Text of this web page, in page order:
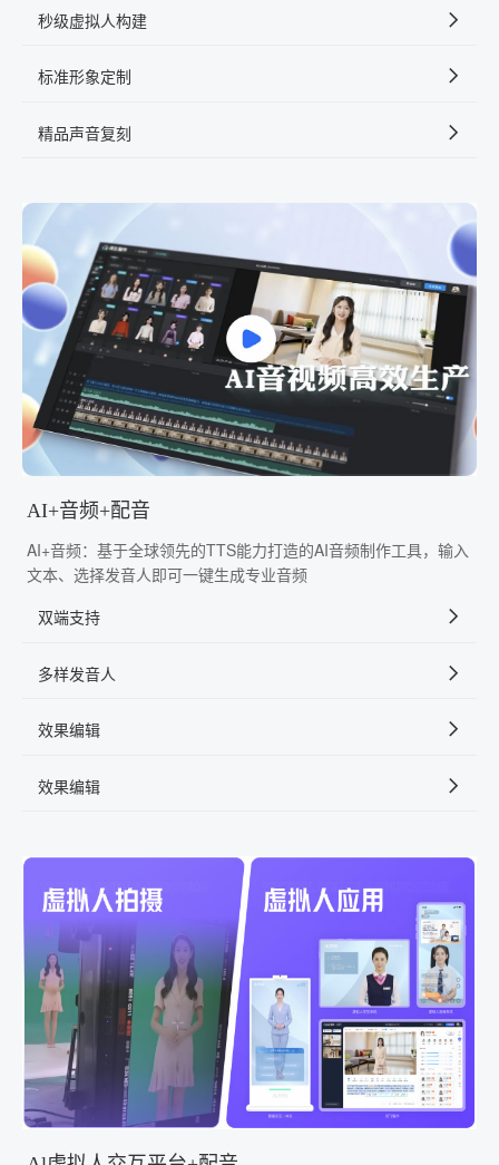
秒级虚拟人构建
标准形象定制
精品声音复刻
AI+音频+配音
AI+音频：基于全球领先的TTS能力打造的AI音频制作工具，输入
文本、选择发音人即可一键生成专业音频
双端支持
多样发音人
效果编辑
效果编辑